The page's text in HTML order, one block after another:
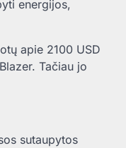
energijos,
apie 2100 USD
Tačiau jo
sutaupytos